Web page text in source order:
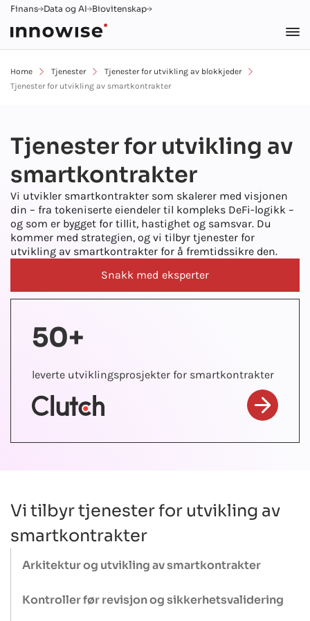
Finans Data og AI Biovitenskap
Home Tjenester
Tjenester for utvikling av blokkjeder
Tjenester for utvikling av smartkontrakter
Tjenester for utvikling av
smartkontrakter
Vi utvikler smartkontrakter som skalerer med visjonen
din – fra tokeniserte eiendeler til kompleks DeFi-logikk –
og som er bygget for tillit, hastighet og samsvar. Du
kommer med strategien, og vi tilbyr tjenester for
utvikling av smartkontrakter for å fremtidssikre den.
Snakk med eksperter
50+
leverte utviklingsprosjekter for smartkontrakter
Vi tilbyr tjenester for utvikling av
smartkontrakter
Arkitektur og utvikling av smartkontrakter
Gjør om forretningslogikken din til sikre, skalerbare
Kontroller før revisjon og sikkerhetsvalidering